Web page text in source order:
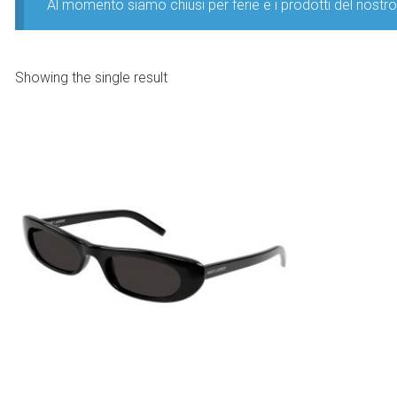
Al momento siamo chiusi per ferie e i prodotti del
Showing the single result